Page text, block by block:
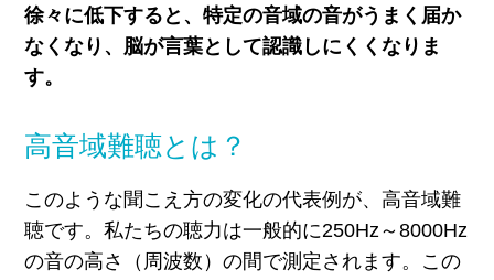
徐々に低下すると、特定の音域の音がうまく届か
なくなり、脳が言葉として認識しにくくなりま
す。
高音域難聴とは？
このような聞こえ方の変化の代表例が、高音域難
聴です。私たちの聴力は一般的に250Hz～8000Hz
の音の高さ（周波数）の間で測定されます。この